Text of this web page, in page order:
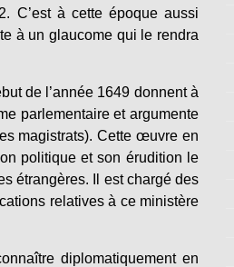
C’est à cette époque aussi
à un glaucome qui le rendra
de l’année 1649 donnent à
parlementaire et argumente
magistrats). Cette œuvre en
politique et son érudition le
étrangères. Il est chargé des
relatives à ce ministère
diplomatiquement en